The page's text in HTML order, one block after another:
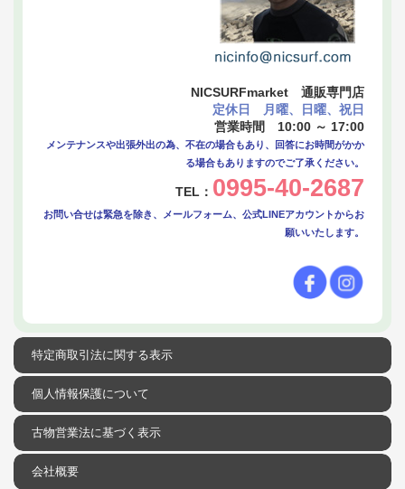
NICSURFmarket 通販専門店
定休日 月曜、日曜、祝日
営業時間 10:00 ～ 17:00
メンテナンスや出張外出の為、不在の場合もあり、回答にお時間がかか
る場合もありますのでご了承ください。
TEL： 0995-40-2687
お問い合せは緊急を除き、メールフォーム、公式LINEアカウントからお
願いいたします。
特定商取引法に関する表示
個人情報保護について
古物営業法に基づく表示
会社概要